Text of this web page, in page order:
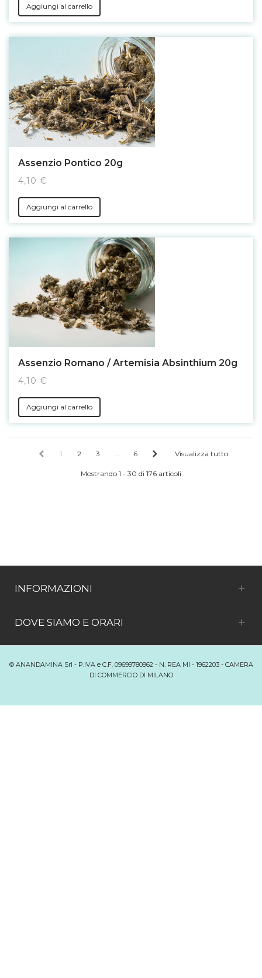
Aggiungi al carrello
Assenzio Pontico 20g
4,10 €
Aggiungi al carrello
Assenzio Romano / Artemisia Absinthium 20g
4,10 €
Aggiungi al carrello
1 2 3 ... 6 Visualizza tutto
Mostrando 1 - 30 di 176 articoli
INFORMAZIONI
DOVE SIAMO E ORARI
© ANANDAMINA Srl - P.IVA e C.F. 09699780962 - N. REA MI - 1962203 - CAMERA
DI COMMERCIO DI MILANO